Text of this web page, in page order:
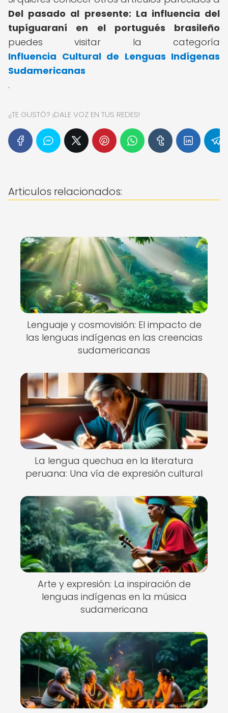
Del pasado al presente: La influencia del
tupíguaraní en el portugués brasileño
puedes visitar la categoría
Influencia Cultural de Lenguas Indígenas
Sudamericanas
.
¿TE GUSTÓ? ¡DALE VOZ EN TUS REDES!
Articulos relacionados:
Lenguaje y cosmovisión: El impacto de
las lenguas indígenas en las creencias
sudamericanas
La lengua quechua en la literatura
peruana: Una vía de expresión cultural
Arte y expresión: La inspiración de
lenguas indígenas en la música
sudamericana